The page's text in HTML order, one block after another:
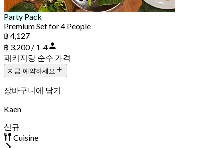
Party Pack
Premium Set for 4 People
฿ 4,127
฿ 3,200 / 1-4
패키지당 순수 가격
지금 예약하세요
장바구니에 담기
Kaen
신규
Cuisine